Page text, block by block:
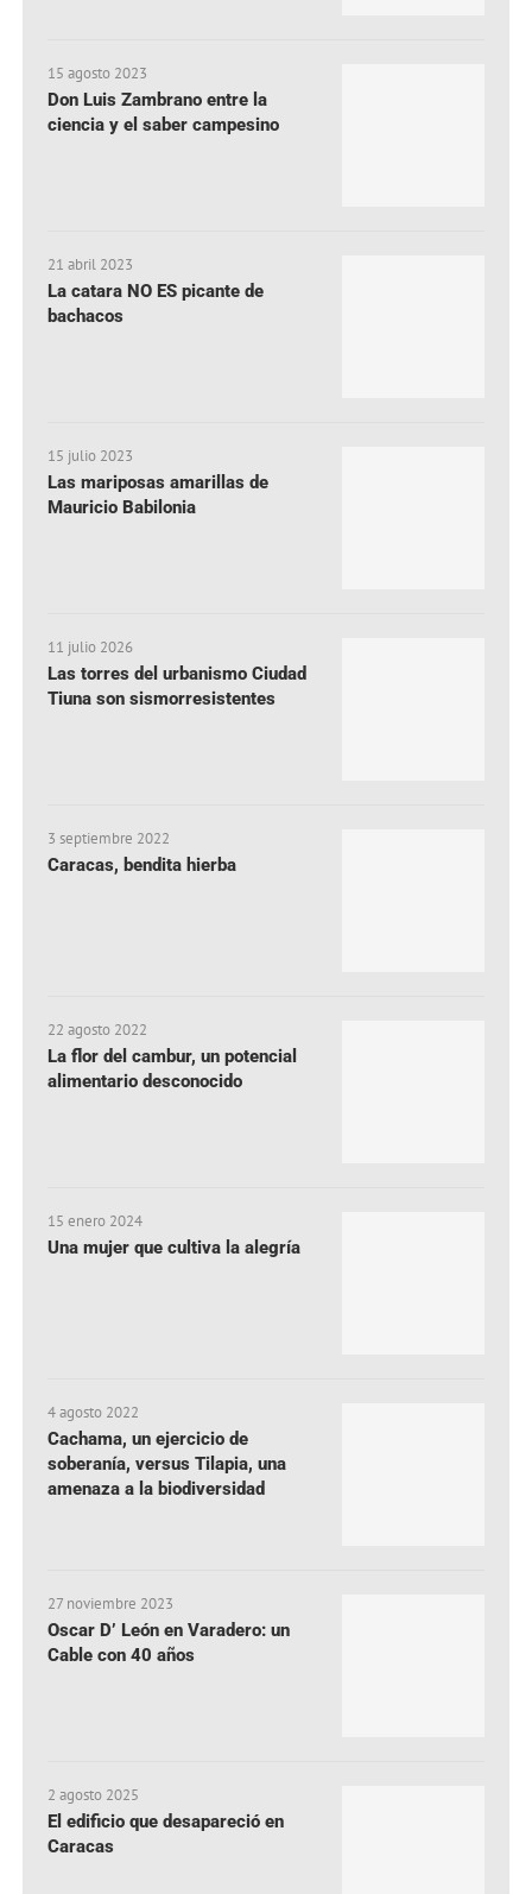
15 agosto 2023
Don Luis Zambrano entre la
ciencia y el saber campesino
21 abril 2023
La catara NO ES picante de
bachacos
15 julio 2023
Las mariposas amarillas de
Mauricio Babilonia
11 julio 2026
Las torres del urbanismo Ciudad
Tiuna son sismorresistentes
3 septiembre 2022
Caracas, bendita hierba
22 agosto 2022
La flor del cambur, un potencial
alimentario desconocido
15 enero 2024
Una mujer que cultiva la alegría
4 agosto 2022
Cachama, un ejercicio de
soberanía, versus Tilapia, una
amenaza a la biodiversidad
27 noviembre 2023
Oscar D’ León en Varadero: un
Cable con 40 años
2 agosto 2025
El edificio que desapareció en
Caracas